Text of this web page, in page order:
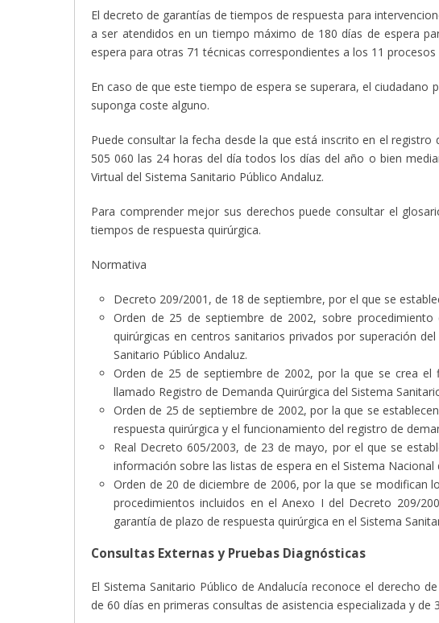
El decreto de garantías de tiempos de respuesta para
a ser atendidos en un tiempo máximo de 180 días de espera
espera para otras 71 técnicas correspondientes a los 11
En caso de que este tiempo de espera se superara, el
suponga coste alguno.
Puede consultar la fecha desde la que está inscrito en el
505 060 las 24 horas del día todos los días del año o bien
Virtual del Sistema Sanitario Público Andaluz.
Para comprender mejor sus derechos puede consultar el
tiempos de respuesta quirúrgica.
Normativa
Decreto 209/2001, de 18 de septiembre, por el que se
Orden de 25 de septiembre de 2002, sobre
quirúrgicas en centros sanitarios privados por superación
Sanitario Público Andaluz.
Orden de 25 de septiembre de 2002, por la que se crea
llamado Registro de Demanda Quirúrgica del Sistema
Orden de 25 de septiembre de 2002, por la que se
respuesta quirúrgica y el funcionamiento del registro de
Real Decreto 605/2003, de 23 de mayo, por el que se
información sobre las listas de espera en el Sistema Nacional
Orden de 20 de diciembre de 2006, por la que se modifican
procedimientos incluidos en el Anexo I del Decreto 209/
garantía de plazo de respuesta quirúrgica en el Sistema
Consultas Externas y Pruebas Diagnósticas
El Sistema Sanitario Público de Andalucía reconoce el derecho
de 60 días en primeras consultas de asistencia especializada y de